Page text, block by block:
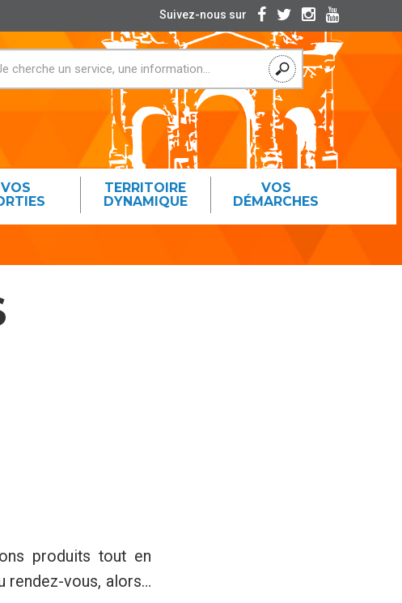
VOS
TERRITOIRE
DYNAMIQUE
VOS
DÉMARCHES
Suivez-nous sur
produits tout en
vous, alors…